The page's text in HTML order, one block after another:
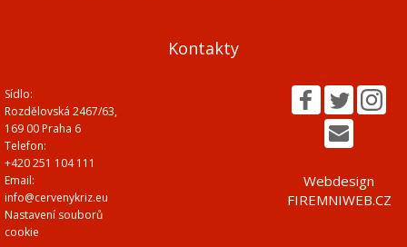
Kontakty
Sídlo:
Rozdělovská 2467/63,
169 00 Praha 6
Telefon:
+420 251 104 111
Email:
info@cervenykriz.eu
Nastavení souborů
cookie
Webdesign
FIREMNIWEB.CZ